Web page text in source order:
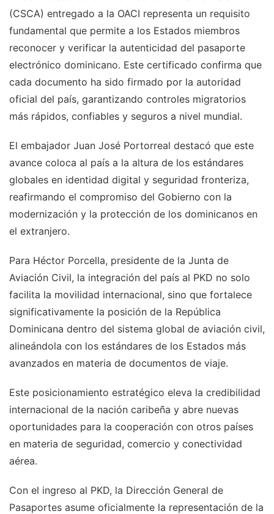
(CSCA) entregado a la OACI representa un requisito
fundamental que permite a los Estados miembros
reconocer y verificar la autenticidad del pasaporte
electrónico dominicano. Este certificado confirma que
cada documento ha sido firmado por la autoridad
oficial del país, garantizando controles migratorios
más rápidos, confiables y seguros a nivel mundial.
El embajador Juan José Portorreal destacó que este
avance coloca al país a la altura de los estándares
globales en identidad digital y seguridad fronteriza,
reafirmando el compromiso del Gobierno con la
modernización y la protección de los dominicanos en
el extranjero.
Para Héctor Porcella, presidente de la Junta de
Aviación Civil, la integración del país al PKD no solo
facilita la movilidad internacional, sino que fortalece
significativamente la posición de la República
Dominicana dentro del sistema global de aviación civil,
alineándola con los estándares de los Estados más
avanzados en materia de documentos de viaje.
Este posicionamiento estratégico eleva la credibilidad
internacional de la nación caribeña y abre nuevas
oportunidades para la cooperación con otros países
en materia de seguridad, comercio y conectividad
aérea.
Con el ingreso al PKD, la Dirección General de
Pasaportes asume oficialmente la representación de la